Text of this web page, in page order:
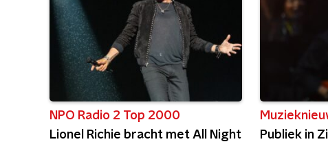
NPO Radio 2 Top 2000
Lionel Richie bracht met All Night
Publiek in